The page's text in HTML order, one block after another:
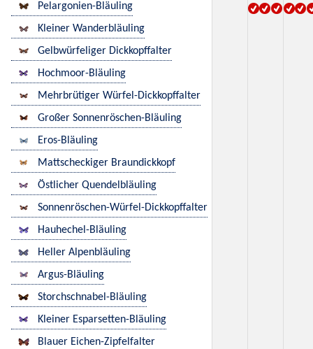
Pelargonien-Bläuling
Kleiner Wanderbläuling
Gelbwürfeliger Dickkopffalter
Hochmoor-Bläuling
Mehrbrütiger Würfel-Dickkopffalter
Großer Sonnenröschen-Bläuling
Eros-Bläuling
Mattscheckiger Braundickkopf
Östlicher Quendelbläuling
Sonnenröschen-Würfel-Dickkopffalter
Hauhechel-Bläuling
Heller Alpenbläuling
Argus-Bläuling
Storchschnabel-Bläuling
Kleiner Esparsetten-Bläuling
Blauer Eichen-Zipfelfalter